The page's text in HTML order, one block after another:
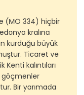
(MÖ 334) hiçbir
kralına
kurduğu büyük
Ticaret ve
kalıntıları
göçmenler
Bir yarımada